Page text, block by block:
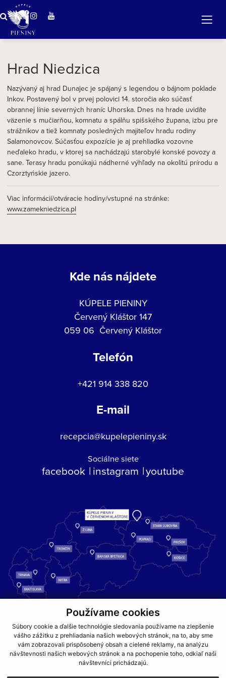
Používame cookies
Súbory cookie a ďalšie technológie sledovania používame na zlepšenie
vášho zážitku z prehliadania našich webových stránok, na to, aby sme
vám zobrazovali prispôsobený obsah a cielené reklamy, na analýzu
návštevnosti našich webových stránok a na pochopenie toho, odkiaľ naši
návštevníci prichádzajú.
Hrad Niedzica
Nazývaný aj hrad Dunajec je spájaný s legendou o bájnom poklade
Inkov. Postavený bol v prvej polovici 14. storočia ako súčasť
obrannej línie severných hraníc Uhorska. Dnes na hrade uvidíte
väzenie s mučiarňou, komnatu a spálňu spišského župana, izbu pre
strážnikov a tiež komnaty posledných majiteľov hradu rodiny
Salamonovcov. Súčasťou expozície je aj prehliadka vozovne
neďaleko hradu, v ktorej sa nachádzajú starobylé konské povozy a
sane. Terasy hradu ponúkajú nádherné výhľady na okolitú prírodu a
Czorztyńskie jazero.
Viac informácií/otváracie hodiny/vstupné na stránke:
www.zamekniedzica.pl
Kde nás nájdete
KÚPELE PIENINY
Červený Kláštor 147
059 06 Červený Kláštor
Telefón
+421 914 338 820
E-mail
recepcia@kupelepieniny.sk
Sociálne siete
facebook instagram youtube
Kúpele Pieniny – miesto, kde sa príroda stretáva s liečivou silou
vody a oddychom pre telo aj dušu.
GDPR COOKIES PARTNERI
JEDÁLNY LÍSTOK
CENNÍKY